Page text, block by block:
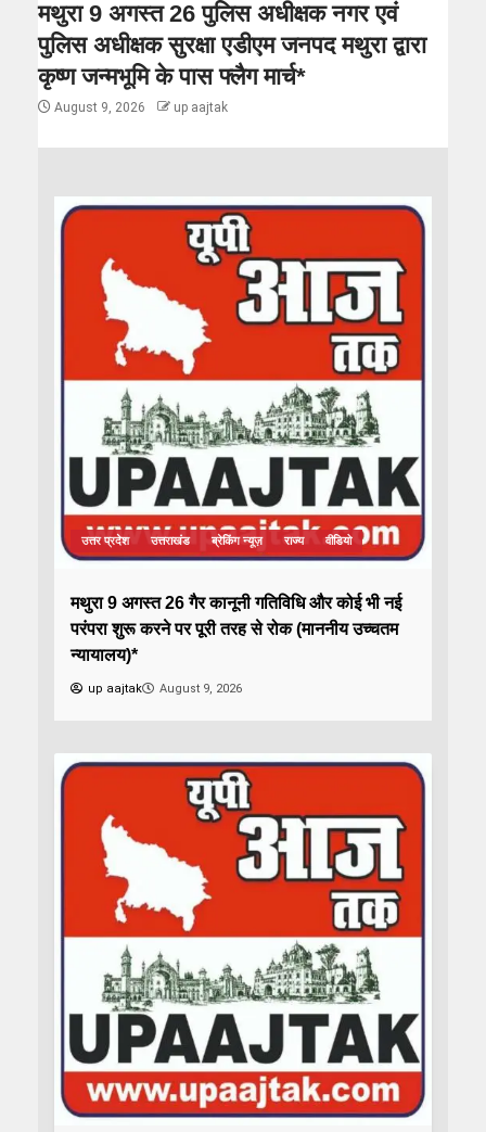
मथुरा 9 अगस्त 26 पुलिस अधीक्षक नगर एवं
पुलिस अधीक्षक सुरक्षा एडीएम जनपद मथुरा द्वारा
कृष्ण जन्मभूमि के पास फ्लैग मार्च*
August 9, 2026 up aajtak
उत्तर प्रदेश उत्तराखंड ब्रेकिंग न्यूज़ राज्य वीडियो
मथुरा 9 अगस्त 26 गैर कानूनी गतिविधि और कोई भी नई
परंपरा शुरू करने पर पूरी तरह से रोक (माननीय उच्चतम
न्यायालय)*
up aajtak August 9, 2026